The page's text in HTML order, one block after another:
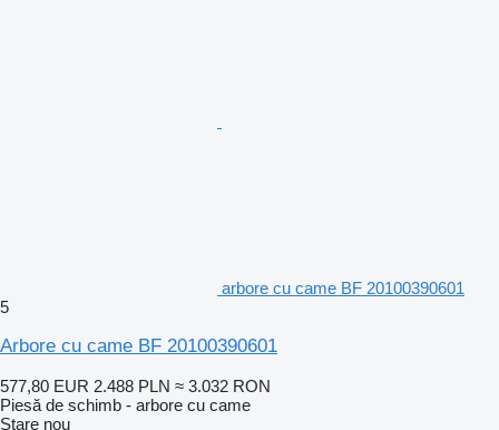
arbore cu came BF 20100390601
5
Arbore cu came BF 20100390601
577,80 EUR 2.488 PLN ≈ 3.032 RON
Piesă de schimb - arbore cu came
Stare nou